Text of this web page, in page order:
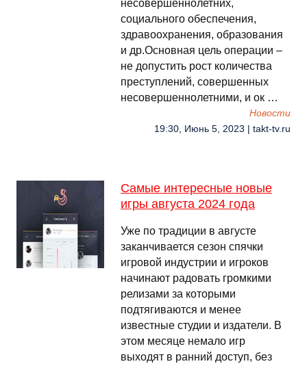
несовершеннолетних,
социального обеспечения,
здравоохранения, образования
и др.Основная цель операции –
не допустить рост количества
преступлений, совершенных
несовершеннолетними, и ок …
Новости
19:30, Июнь 5, 2023 | takt-tv.ru
Самые интересные новые
игры августа 2024 года
Уже по традиции в августе
заканчивается сезон спячки
игровой индустрии и игроков
начинают радовать громкими
релизами за которыми
подтягиваются и менее
известные студии и издатели. В
этом месяце немало игр
выходят в ранний доступ, без